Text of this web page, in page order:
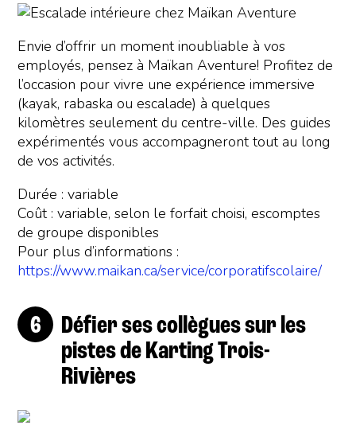
Envie d’offrir un moment inoubliable à vos
employés, pensez à Maïkan Aventure! Profitez de
l’occasion pour vivre une expérience immersive
(kayak, rabaska ou escalade) à quelques
kilomètres seulement du centre-ville. Des guides
expérimentés vous accompagneront tout au long
de vos activités.
Durée : variable
Coût : variable, selon le forfait choisi, escomptes
de groupe disponibles
Pour plus d’informations :
https://www.maikan.ca/service/corporatifscolaire/
Défier ses collègues sur les
pistes de Karting Trois-
Rivières